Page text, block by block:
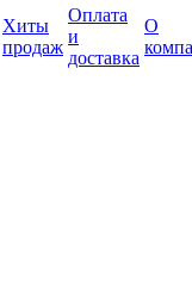
Хиты
продаж
Оплата
и
доставка
О